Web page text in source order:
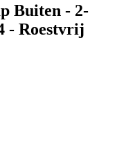
Buiten - 2-
- Roestvrij